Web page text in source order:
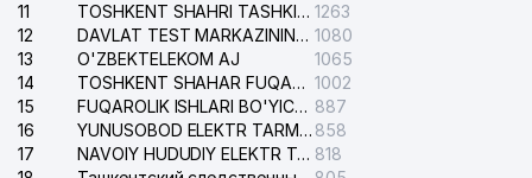
11
TOSHKENT SHAHRI TASHKILOT TELEFONLARI HAQIDA MA'LUMOT BYUROSI 1263
12
DAVLAT TEST MARKAZINING ISHONCH TELEFONLARI 1080
13
O'ZBEKTELEKOM AJ
1065
14
TOSHKENT SHAHAR FUQAROLIK ISHLARI BO'YICHA SUDI 1002
15
FUQAROLIK ISHLARI BO'YICHA YAKKASAROY TUMANLARARO SUDI 887
16
YUNUSOBOD ELEKTR TARMOG'I NOSOZLIKLARI XIZMATI 858
17
NAVOIY HUDUDIY ELEKTR TARMOQLARI KORXONASI AJ 818